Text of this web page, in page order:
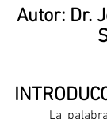
Autor: Dr.